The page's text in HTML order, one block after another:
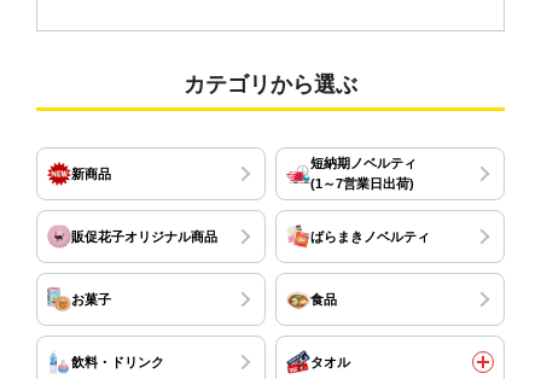
カテゴリから選ぶ
新商品
短納期ノベルティ
(1～7営業日出荷)
販促花子オリジナル商品 ばらまきノベルティ
お菓子 食品
飲料・ドリンク タオル